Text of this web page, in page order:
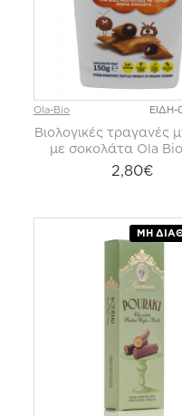
Ola-Bio
Βιολογικές τραγανές
με σοκολάτα Ola
2,80€
ΜΗ